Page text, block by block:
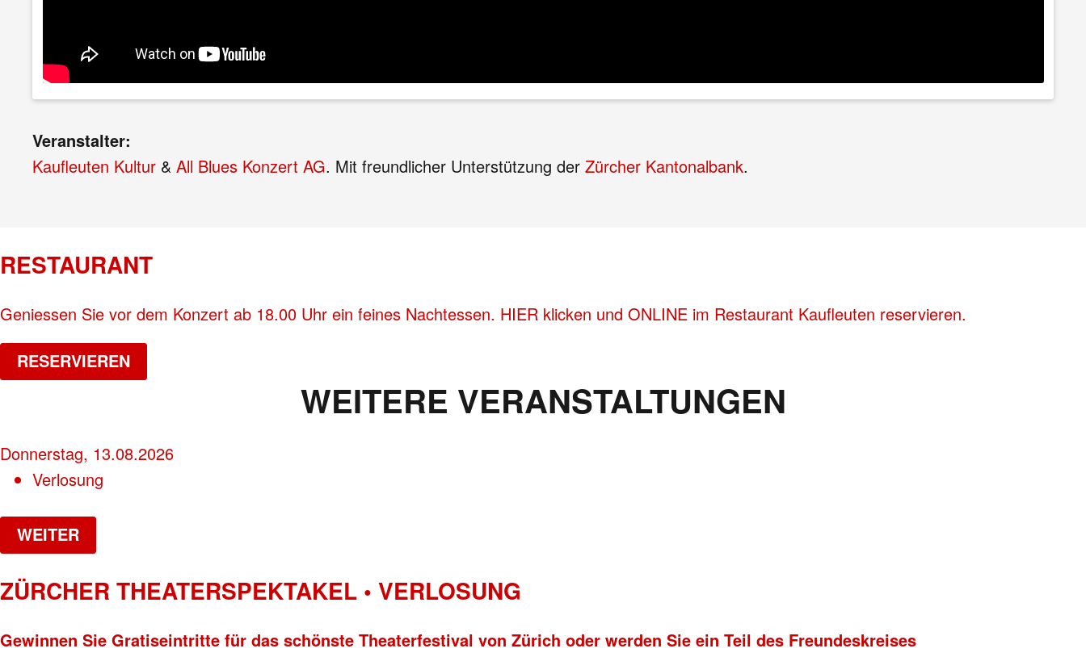
Veranstalter:
Kaufleuten Kultur & All Blues Konzert AG. Mit freundlicher Unterstützung der Zürcher Kantonalbank.
RESTAURANT
Geniessen Sie vor dem Konzert ab 18.00 Uhr ein feines Nachtessen. HIER klicken und ONLINE im Restaurant Kaufleuten reservieren.
RESERVIEREN
WEITERE VERANSTALTUNGEN
Donnerstag, 13.08.2026
Verlosung
WEITER
ZÜRCHER THEATERSPEKTAKEL • VERLOSUNG
Gewinnen Sie Gratiseintritte für das schönste Theaterfestival von Zürich oder werden Sie ein Teil des Freundeskreises